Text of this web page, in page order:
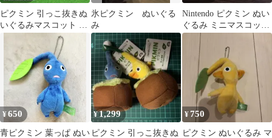
ピクミン 引っこ抜きぬ
いぐるみマスコット 3
氷ピクミン ぬいぐる
み
Nintendo ピクミン ぬい
ぐるみ ミニマスコット
赤 青 黄 キーホルダー
¥650
青ピクミン 葉っぱ ぬい
¥1,299
ピクミン 引っこ抜きぬ
¥750
ピクミン ぬいぐるみ マ